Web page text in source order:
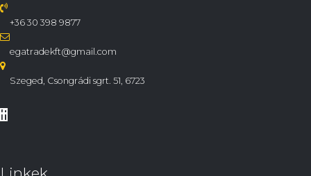
+36 30 398 9877
egatradekft@gmail.com
Szeged, Csongrádi sgrt. 51, 6723